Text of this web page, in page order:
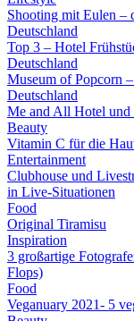
Shooting mit Eulen –
Deutschland
Top 3 – Hotel
Deutschland
Museum of Popcorn
Deutschland
Me and All Hotel und
Beauty
Vitamin C für die
Entertainment
Clubhouse und
in Live-Situationen
Food
Original Tiramisu
Inspiration
3 großartige
Flops)
Food
Veganuary 2021- 5